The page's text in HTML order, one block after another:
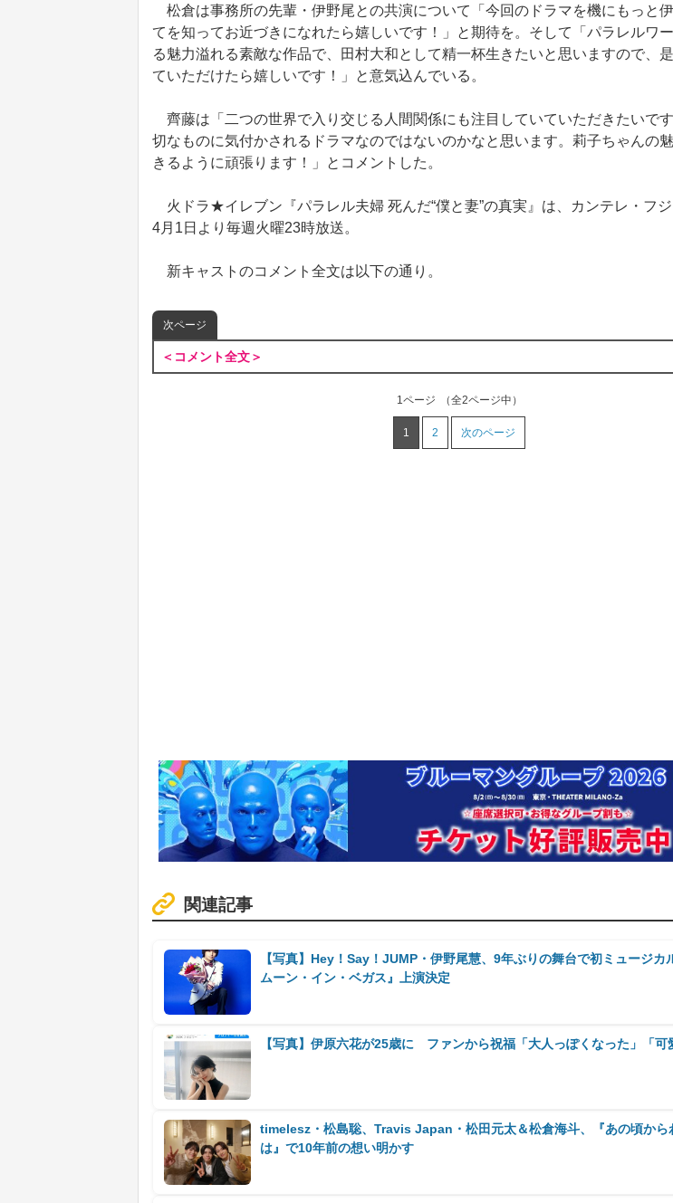
松倉は事務所の先輩・伊野尾との共演について「今回のドラマを機にもっと
てを知ってお近づきになれたら嬉しいです！」と期待を。そして「パラレルワ
る魅力溢れる素敵な作品で、田村大和として精一杯生きたいと思いますので、
ていただけたら嬉しいです！」と意気込んでいる。
齊藤は「二つの世界で入り交じる人間関係にも注目していていただきたいで
切なものに気付かされるドラマなのではないのかなと思います。莉子ちゃんの
きるように頑張ります！」とコメントした。
火ドラ★イレブン『パラレル夫婦 死んだ“僕と妻”の真実』は、カンテレ・フ
4月1日より毎週火曜23時放送。
新キャストのコメント全文は以下の通り。
次ページ
＜コメント全文＞
1ページ （全2ページ中）
1 2 次のページ
関連記事
【写真】Hey！Say！JUMP・伊野尾慧、9年ぶりの舞台で初ミュージ
ムーン・イン・ベガス』上演決定
【写真】伊原六花が25歳に ファンから祝福「大人っぽくなった」「可
timelesz・松島聡、Travis Japan・松田元太＆松倉海斗、『あの頃から
は』で10年前の想い明かす